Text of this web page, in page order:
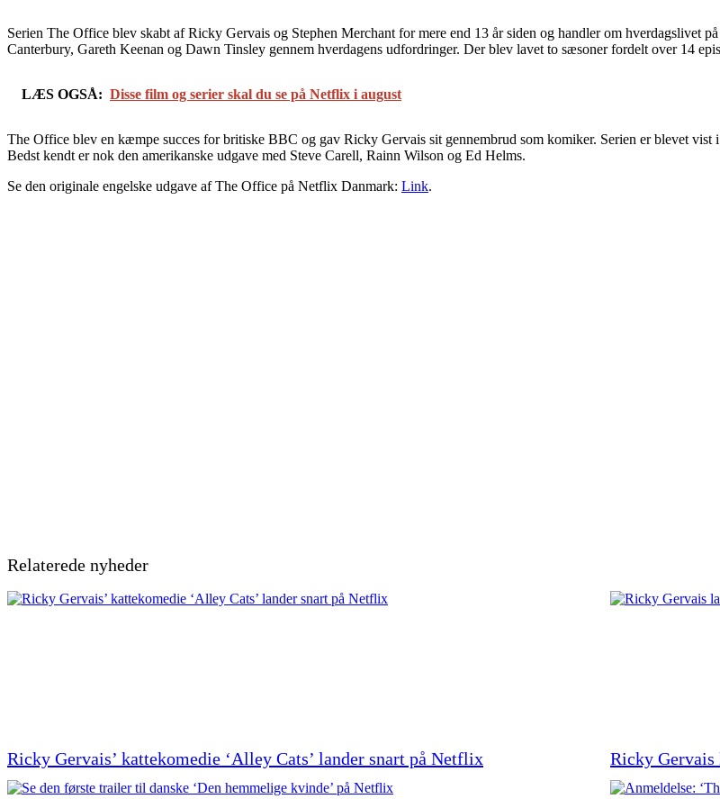
Serien The Office blev skabt af Ricky Gervais og Stephen Merchant for mere end 13 år siden og handler om hverdagslivet
Canterbury, Gareth Keenan og Dawn Tinsley gennem hverdagens udfordringer. Der blev lavet to sæsoner fordelt over 14
LÆS OGSÅ: Disse film og serier skal du se på Netflix i august
The Office blev en kæmpe succes for britiske BBC og gav Ricky Gervais sit gennembrud som komiker. Serien er blevet vist
Bedst kendt er nok den amerikanske udgave med Steve Carell, Rainn Wilson og Ed Helms.
Se den originale engelske udgave af The Office på Netflix Danmark: Link.
Relaterede nyheder
Ricky Gervais’ kattekomedie ‘Alley Cats’ lander snart på Netflix Ricky Gervais